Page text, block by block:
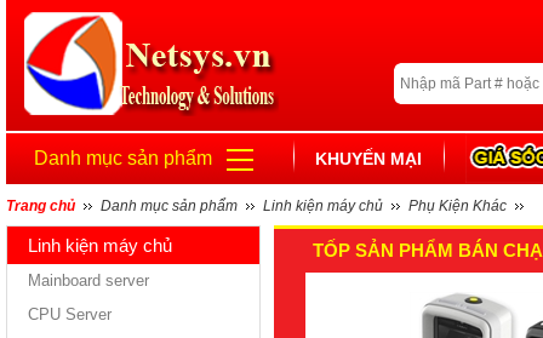
Danh mục sản phẩm KHUYẾN MẠI
Trang chủ Danh mục sản phẩm Linh kiện máy chủ Phụ Kiện Khác
Linh kiện máy chủ
Mainboard server
CPU Server
TỐP SẢN PHẨM BÁN